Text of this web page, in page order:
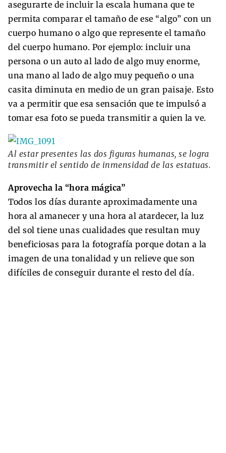
asegurarte de incluir la escala humana que te
permita comparar el tamaño de ese “algo” con un
cuerpo humano o algo que represente el tamaño
del cuerpo humano. Por ejemplo: incluir una
persona o un auto al lado de algo muy enorme,
una mano al lado de algo muy pequeño o una
casita diminuta en medio de un gran paisaje. Esto
va a permitir que esa sensación que te impulsó a
tomar esa foto se pueda transmitir a quien la ve.
Al estar presentes las dos figuras humanas, se logra
transmitir el sentido de inmensidad de las estatuas.
Aprovecha la “hora mágica”
Todos los días durante aproximadamente una
hora al amanecer y una hora al atardecer, la luz
del sol tiene unas cualidades que resultan muy
beneficiosas para la fotografía porque dotan a la
imagen de una tonalidad y un relieve que son
difíciles de conseguir durante el resto del día.